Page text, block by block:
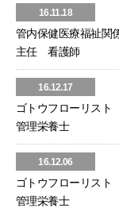
16.11.18
管内保健医療福祉
主任 看護師
16.12.17
ゴトウフローリス
管理栄養士
16.12.06
ゴトウフローリス
管理栄養士